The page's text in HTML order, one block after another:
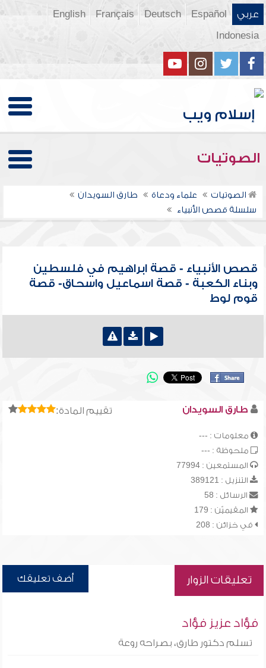
عربي Español
Deutsch
Français
English
Indonesia
الصوتيات
الصوتيات علماء ودعاة
طارق السويدان
سلسلة قصص الأنبياء
قصص الأنبياء - قصة ابراهيم في فلسطين
وبناء الكعبة - قصة اسماعيل واسحاق- قصة
قوم لوط
تقييم المادة: طارق السويدان
معلومات : ---
ملحوظة : ---
المستمعين : 77994
التنزيل : 389121
الرسائل : 58
المقيميّن : 179
في خزائن : 208
تعليقات الزوار أضف تعليقك
فؤاد عزيز فؤاد
تسلم دكتور طارق، بصراحه روعة